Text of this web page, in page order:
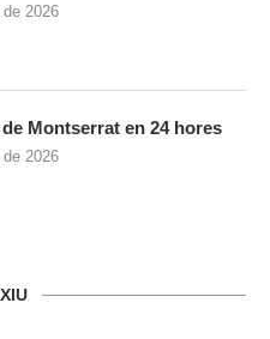
2026
Montserrat en 24 hores
2026